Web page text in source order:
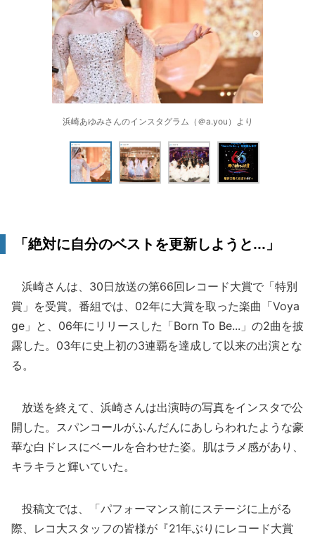
浜崎あゆみさんのインスタグラム（＠a.you）より
「絶対に自分のベストを更新しようと...」
浜崎さんは、30日放送の第66回レコード大賞で「特別
賞」を受賞。番組では、02年に大賞を取った楽曲「Voya
ge」と、06年にリリースした「Born To Be...」の2曲を披
露した。03年に史上初の3連覇を達成して以来の出演とな
る。
放送を終えて、浜崎さんは出演時の写真をインスタで公
開した。スパンコールがふんだんにあしらわれたような豪
華な白ドレスにベールを合わせた姿。肌はラメ感があり、
キラキラと輝いていた。
投稿文では、「パフォーマンス前にステージに上がる
際、レコ大スタッフの皆様が『21年ぶりにレコード大賞